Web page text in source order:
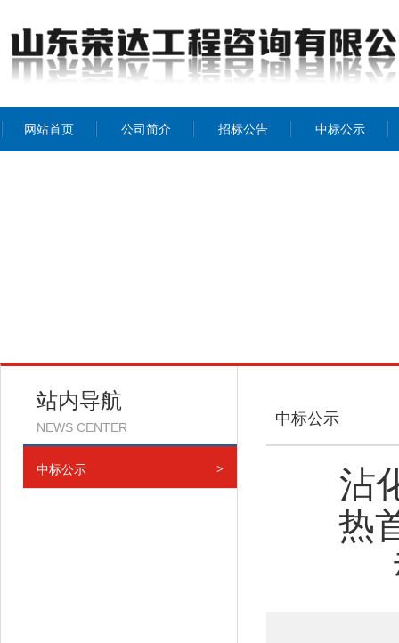
网站首页 公司简介 招标公告 中标公示
站内导航
NEWS CENTER
中标公示 >
中标公示
沾
热